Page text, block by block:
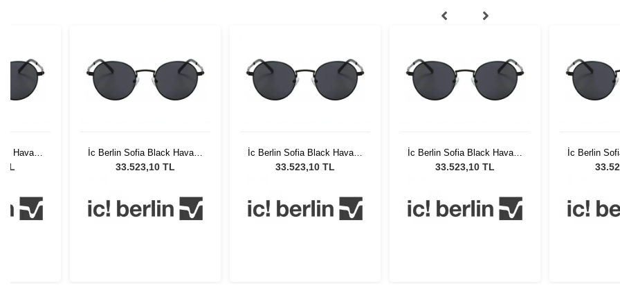
Havana
TL
İc Berlin Sofia Black Havana
Turkey Edition Unisex
33.523,10 TL
İc Berlin Sofia Black Havana
Turkey Edition Unisex
33.523,10 TL
İc Berlin Sofia Black Havana
Turkey Edition Unisex
33.523,10 TL
İc Berlin
Turkey